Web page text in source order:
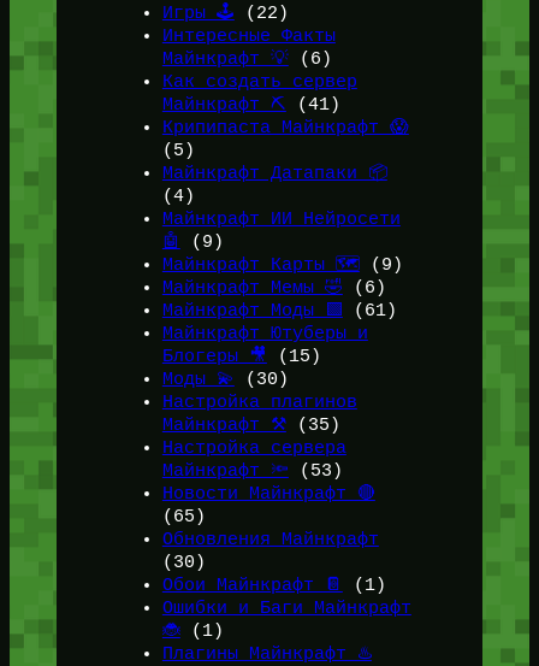
Игры 🕹️ (22)
Интересные Факты
Майнкрафт 💡(6)
Как создать сервер
Майнкрафт ⛏️ (41)
Крипипаста Майнкрафт 😱
(5)
Майнкрафт Датапаки 📦
(4)
Майнкрафт ИИ Нейросети
🤖
(9)
Майнкрафт Карты 🗺️ (9)
Майнкрафт Мемы 🤣 (6)
Майнкрафт Моды 🟩
(61)
Майнкрафт Ютуберы и
Блогеры 🎥
(15)
Моды 💫
(30)
Настройка плагинов
Майнкрафт ⚒️(35)
Настройка сервера
Майнкрафт 🔦 (53)
Новости Майнкрафт 🔴
(65)
Обновления Майнкрафт
(30)
Обои Майнкрафт 📔
(1)
Ошибки и Баги Майнкрафт
🐞(1)
Плагины Майнкрафт ♨️